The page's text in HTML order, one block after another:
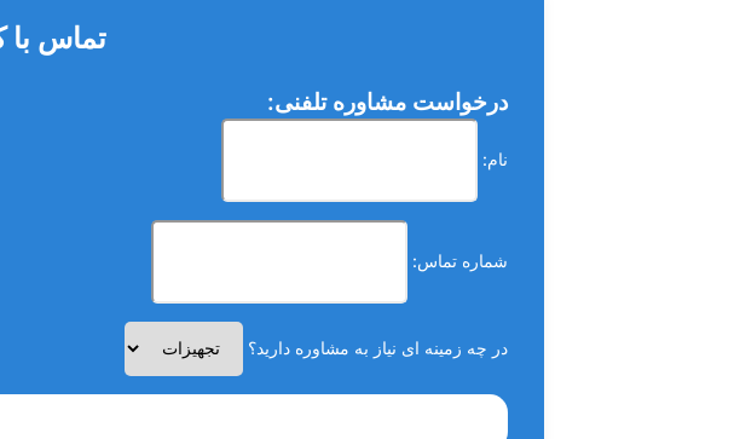
تماس با
درخواست مشاوره تلفنی:
نام:
شماره تماس:
در چه زمینه ای نیاز به مشاوره دارید؟